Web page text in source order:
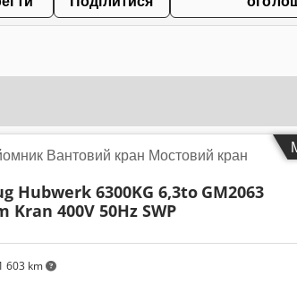
603 km
Вантовий кран Мостовий кран
Hubwerk 6300KG 6,3to GM2063
Kran 400V 50Hz SWP